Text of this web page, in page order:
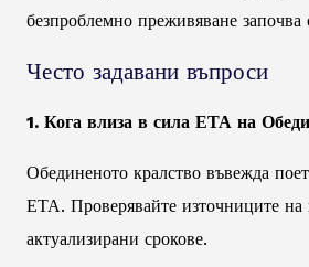
безпроблемно преживяване започва
Често задавани въпроси
1. Кога влиза в сила ЕТА на
Обединеното кралство въвежда
ЕТА. Проверявайте източниците на
актуализирани срокове.